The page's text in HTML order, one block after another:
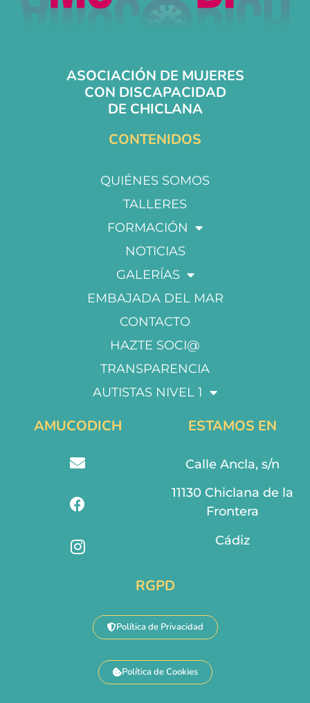
ASOCIACIÓN DE MUJERES
CON DISCAPACIDAD
DE CHICLANA
CONTENIDOS
QUIÉNES SOMOS
TALLERES
FORMACIÓN
NOTICIAS
GALERÍAS
EMBAJADA DEL MAR
CONTACTO
HAZTE SOCI@
TRANSPARENCIA
AUTISTAS NIVEL 1
AMUCODICH ESTAMOS EN
Calle Ancla, s/n
11130 Chiclana de la
Frontera
Cádiz
RGPD
Política de Privacidad
Política de Cookies